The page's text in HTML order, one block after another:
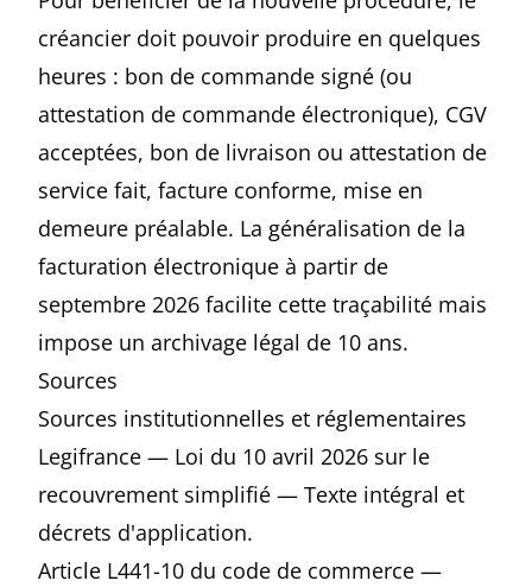
créancier doit pouvoir produire en quelques
heures : bon de commande signé (ou
attestation de commande électronique), CGV
acceptées, bon de livraison ou attestation de
service fait, facture conforme, mise en
demeure préalable. La généralisation de la
facturation électronique à partir de
septembre 2026 facilite cette traçabilité mais
impose un archivage légal de 10 ans.
Sources
Sources institutionnelles et réglementaires
Legifrance — Loi du 10 avril 2026 sur le
recouvrement simplifié — Texte intégral et
décrets d'application.
Article L441-10 du code de commerce —